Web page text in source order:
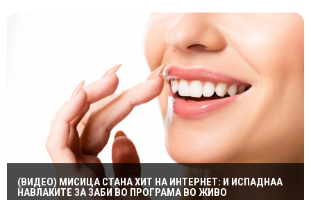
(ВИДЕО) МИСИЦА СТАНА ХИТ НА ИНТЕРНЕТ: И ИСПАДНАА
НАВЛАКИТЕ ЗА ЗАБИ ВО ПРОГРАМА ВО ЖИВО